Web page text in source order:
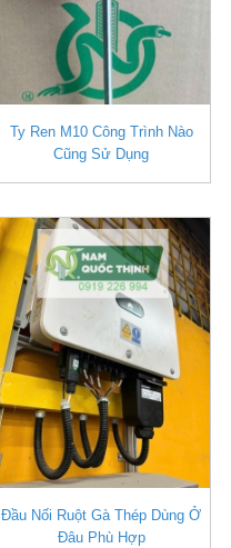
Ty Ren M10 Công Trình Nào
Cũng Sử Dụng
Đầu Nối Ruột Gà Thép Dùng Ở
Đâu Phù Hợp